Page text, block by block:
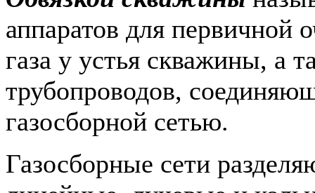
аппаратов для первичной
газа у устья скважины, а
трубопроводов,
газосборной сетью.
Газосборные сети